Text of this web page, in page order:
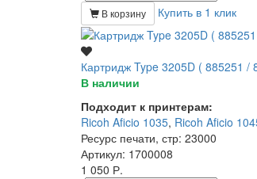
В корзину Купить в 1 клик
Картридж Type 3205D ( 885251 /
В наличии
Подходит к принтерам:
Ricoh Aficio 1035, Ricoh Aficio
Ресурс печати, стр: 23000
Артикул: 1700008
1 050 Р.